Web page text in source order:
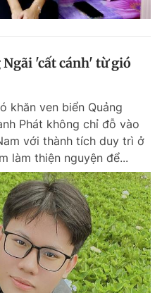
'cất cánh' từ gió
khăn ven biển Quảng
Phát không chỉ đỗ vào
với thành tích duy trì ở
làm thiện nguyện để...